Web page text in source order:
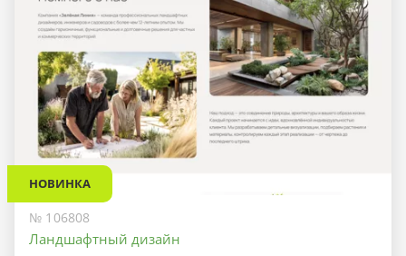
НОВИНКА
№ 106808
Ландшафтный дизайн